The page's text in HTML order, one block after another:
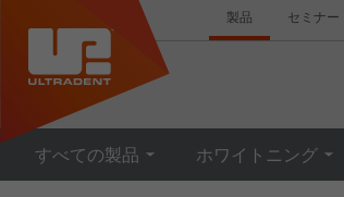
製品 セミナー
すべての製品 ホワイトニング